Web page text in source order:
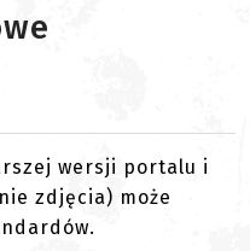
wersji portalu i
zdjęcia) może